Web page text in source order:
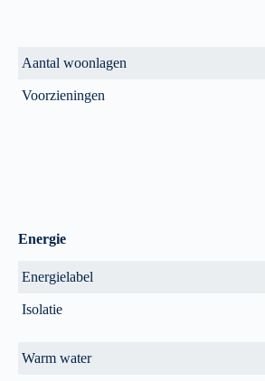
Aantal woonlagen
Voorzieningen
Energie
Energielabel
Isolatie
Warm water